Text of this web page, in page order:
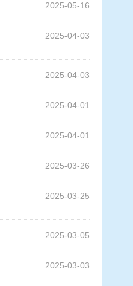
2025-05-16
2025-04-03
2025-04-03
2025-04-01
2025-04-01
2025-03-26
2025-03-25
2025-03-05
2025-03-03